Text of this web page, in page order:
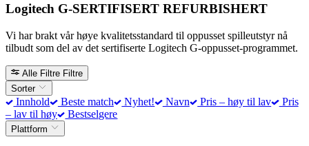
Logitech G-SERTIFISERT REFURBISHERT
Vi har brakt vår høye kvalitetsstandard til oppusset spilleutstyr nå
tilbudt som del av det sertifiserte Logitech G-oppusset-programmet.
Alle Filtre Filtre
Sorter
Innhold Beste match Nyhet! Navn Pris – høy til lav
Pris
– lav til høy
Bestselgere
Plattform